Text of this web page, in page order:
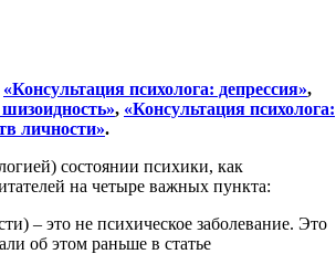
«Консультация психолога: депрессия»,
, «Консультация психолога:
личности».
состоянии психики, как
на четыре важных пункта:
– это не психическое заболевание. Это
об этом раньше в статье